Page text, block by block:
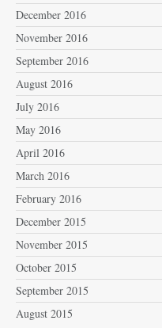
December 2016
November 2016
September 2016
August 2016
July 2016
May 2016
April 2016
March 2016
February 2016
December 2015
November 2015
October 2015
September 2015
August 2015